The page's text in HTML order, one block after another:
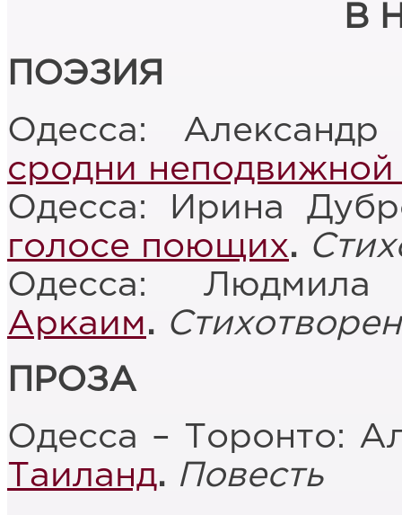
В
ПОЭЗИЯ
Одесса:
сродни неподвижной
Одесса: Ирина
голосе поющих.
Одесса:
Аркаим.
ПРОЗА
Одесса – Торонто:
Таиланд. Повесть